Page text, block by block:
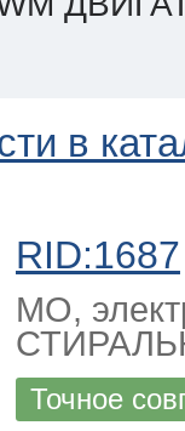
в
RID:1687
МО,
Точное